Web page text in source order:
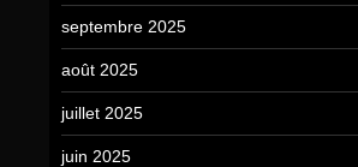
septembre 2025
août 2025
juillet 2025
juin 2025